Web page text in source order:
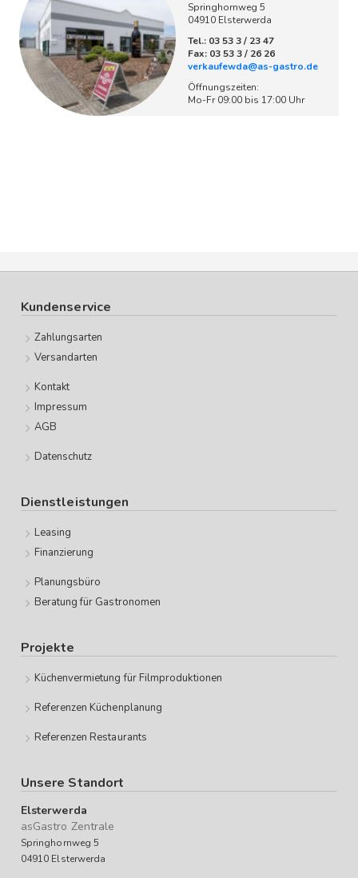
Springhornweg 5
04910 Elsterwerda
Tel.: 03 53 3 / 23 47
Fax: 03 53 3 / 26 26
verkaufewda@as-gastro.de
Öffnungszeiten:
Mo-Fr 09:00 bis 17:00 Uhr
Kundenservice
Zahlungsarten
Versandarten
Kontakt
Impressum
AGB
Datenschutz
Dienstleistungen
Leasing
Finanzierung
Planungsbüro
Beratung für Gastronomen
Projekte
Küchenvermietung für Filmproduktionen
Referenzen Küchenplanung
Referenzen Restaurants
Unsere Standort
Elsterwerda
asGastro Zentrale
Springhornweg 5
04910 Elsterwerda